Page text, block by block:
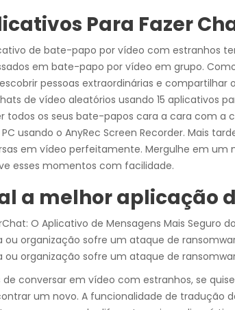
Para Fazer
de bate-papo por vídeo com estranhos
em bate-papo por vídeo em grupo.
pessoas extraordinárias e
de vídeo aleatórios usando 15 aplicativos
todos os seus bate-papos cara a cara com a
usando o AnyRec Screen Recorder. Mais
em vídeo perfeitamente. Mergulhe em
esses momentos com facilidade.
a melhor aplicação
O Aplicativo de Mensagens Mais Seguro
ou organização sofre um ataque de
ou organização sofre um ataque de
de conversar em vídeo com estranhos, se
um novo. A funcionalidade de tradução